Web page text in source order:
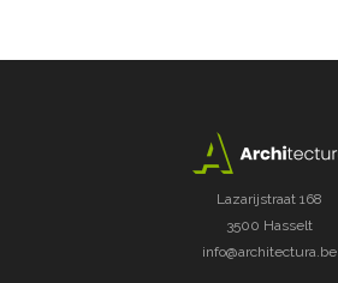
Lazarijstraat 168
3500 Hasselt
info@architectura.be